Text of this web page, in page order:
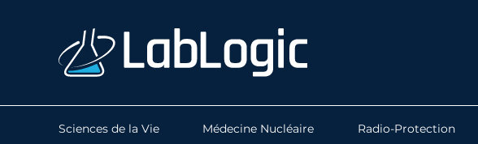
Sciences de la Vie Médecine Nucléaire Radio-Protection